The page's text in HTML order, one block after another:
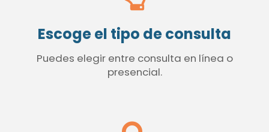
Escoge el tipo de consulta
Puedes elegir entre consulta en línea o
presencial.